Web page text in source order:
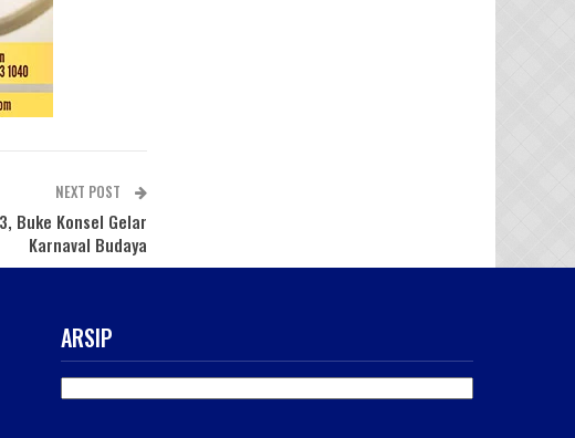
NEXT POST
Buke Konsel Gelar
Karnaval Budaya
ARSIP